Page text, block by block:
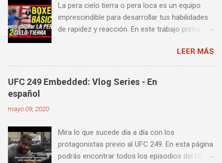
La pera cielo tierra o pera loca es un equipo
imprescindible para desarrollar tus habilidades
de rapidez y reacción. En este trabajo prima
fuerza o la contundencia. Este trabajo también
es fenomenal para desarrollar esquives y
contra golpes a alta velocidad; así como
también las entradas rápidas para acortar
algunos videos donde puedes aprender a
golpear la pera cielo tierra o pera loca. En esta
lista de videos podrás ver diversos tipos de
LEER MÁS
UFC 249 Embedded: Vlog Series - En
español
mayo 09, 2020
Mira lo que sucede día a día con los
protagonistas previo al UFC 249. En esta página
podrás encontrar todos los episodios del UFC